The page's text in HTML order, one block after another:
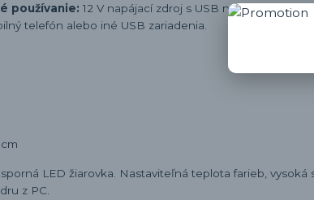
používanie: 12 V napájací zdroj s USB nabíjačkou sa
telefón alebo iné USB zariadenia.
LED žiarovka. Nastaviteľná teplota farieb,
z PC.